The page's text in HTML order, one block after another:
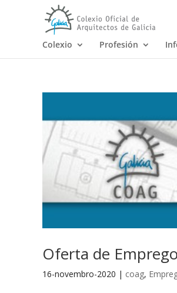
Colexio Profesión
Oferta de Emprego
16-novembro-2020 | coag,